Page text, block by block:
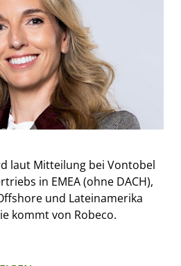
laut Mitteilung bei Vontobel
in EMEA (ohne DACH),
und Lateinamerika
kommt von Robeco.